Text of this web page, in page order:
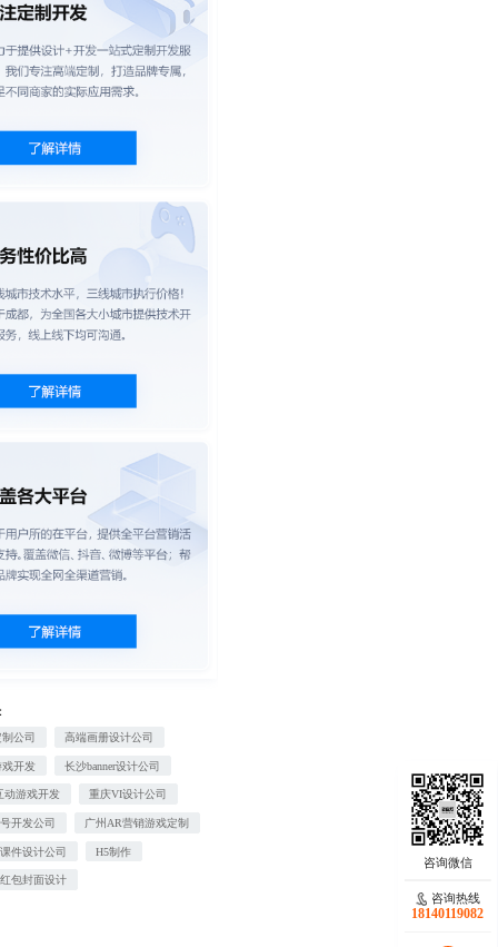
公司 高端画册设计公司
戏开发 长沙banner设计公司
动游戏开发 重庆VI设计公司
开发公司 广州AR营销游戏定制
件设计公司 H5制作
包封面设计
咨询热线
18140119082